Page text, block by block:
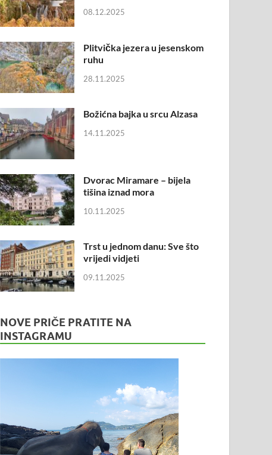
08.12.2025
Plitvička jezera u jesenskom
ruhu
28.11.2025
Božićna bajka u srcu Alzasa
14.11.2025
Dvorac Miramare – bijela
tišina iznad mora
10.11.2025
Trst u jednom danu: Sve što
vrijedi vidjeti
09.11.2025
NOVE PRIČE PRATITE NA
INSTAGRAMU